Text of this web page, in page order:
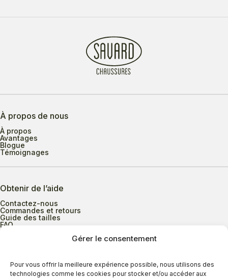
Gérer le consentement
Pour vous offrir la meilleure expérience possible, nous utilisons des
technologies comme les cookies pour stocker et/ou accéder aux
À propos de nous
À propos
Avantages
Blogue
Témoignages
Obtenir de l’aide
Contactez-nous
Commandes et retours
Guide des tailles
FAQ
Heures d’ouverture